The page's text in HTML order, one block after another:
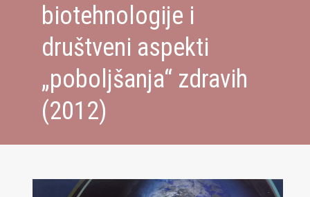
biotehnologije i
društveni aspekti
„poboljšanja“ zdravih
(2012)